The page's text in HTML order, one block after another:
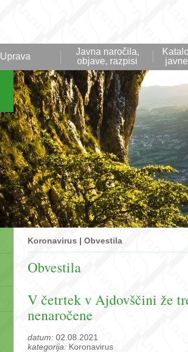
Uprava
Javna naročila,
objave, razpisi
Koronavirus | Obvestila
Obvestila
V četrtek v Ajdovščini že
nenaročene
datum: 02.08.2021
kategorija: Koronavirus